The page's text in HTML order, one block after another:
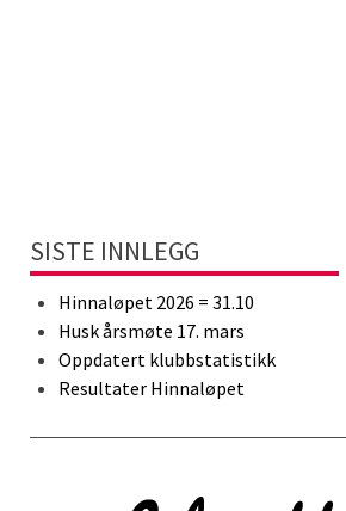
SISTE INNLEGG
Hinnaløpet 2026 = 31.10
Husk årsmøte 17. mars
Oppdatert klubbstatistikk
Resultater Hinnaløpet